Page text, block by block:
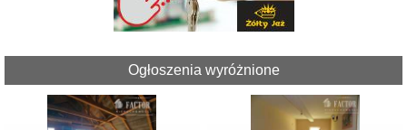
Ogłoszenia wyróżnione